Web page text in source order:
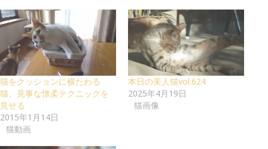
猫をクッションに横たわる
猫、見事な懐柔テクニックを
見せる
2015年1月14日
猫動画
本日の美人猫vol.624
2025年4月19日
猫画像